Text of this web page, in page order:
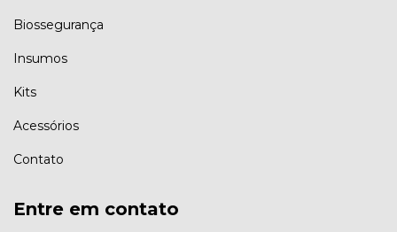
Biossegurança
Insumos
Kits
Acessórios
Contato
Entre em contato